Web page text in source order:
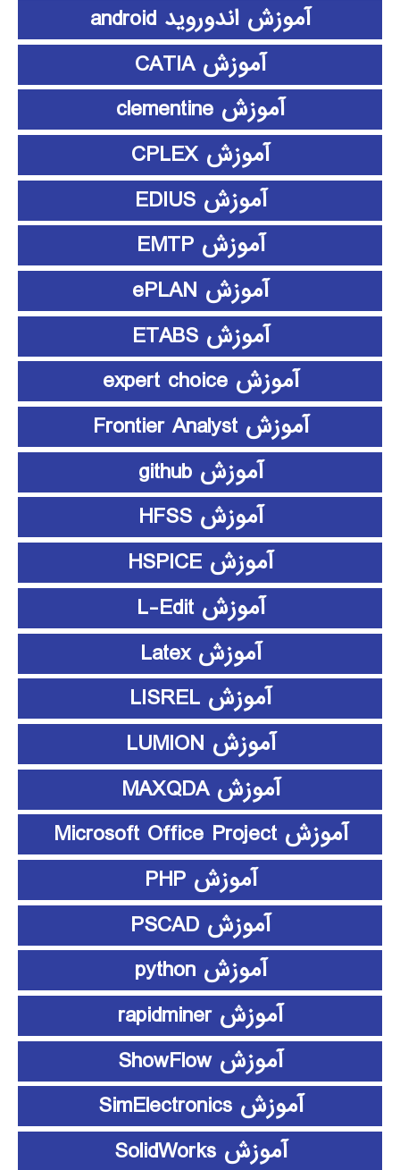
آموزش اندوروید android
آموزش CATIA
آموزش clementine
آموزش CPLEX
آموزش EDIUS
آموزش EMTP
آموزش ePLAN
آموزش ETABS
آموزش expert choice
آموزش Frontier Analyst
آموزش github
آموزش HFSS
آموزش HSPICE
آموزش L-Edit
آموزش Latex
آموزش LISREL
آموزش LUMION
آموزش MAXQDA
آموزش Microsoft Office Project
آموزش PHP
آموزش PSCAD
آموزش python
آموزش rapidminer
آموزش ShowFlow
آموزش SimElectronics
آموزش SolidWorks